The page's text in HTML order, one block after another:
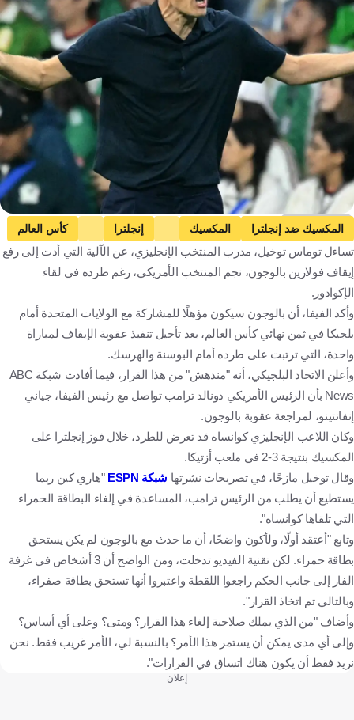
Getty Images
المكسيك ضد إنجلترا المكسيك إنجلترا
كأس العالم
توماس توخيل
فولارين بالوجون المكسيك
إنجلترا
الولايات المتحدة
كرة قدم
تساءل توماس توخيل، مدرب المنتخب الإنجليزي، عن الآلية التي أدت إلى رفع
إيقاف فولارين بالوجون، نجم المنتخب الأمريكي، رغم طرده في لقاء
الإكوادور.
وأكد الفيفا، أن بالوجون سيكون مؤهلًا للمشاركة مع الولايات المتحدة أمام
بلجيكا في ثمن نهائي كأس العالم، بعد تأجيل تنفيذ عقوبة الإيقاف لمباراة
واحدة، التي ترتبت على طرده أمام البوسنة والهرسك.
وأعلن الاتحاد البلجيكي، أنه "مندهش" من هذا القرار، فيما أفادت شبكة ABC
News بأن الرئيس الأمريكي دونالد ترامب تواصل مع رئيس الفيفا، جياني
إنفانتينو، لمراجعة عقوبة بالوجون.
وكان اللاعب الإنجليزي كوانساه قد تعرض للطرد، خلال فوز إنجلترا على
المكسيك بنتيجة 3-2 في ملعب أزتيكا.
وقال توخيل مازحًا، في تصريحات نشرتها شبكة ESPN
"هاري كين ربما
يستطيع أن يطلب من الرئيس ترامب، المساعدة في إلغاء البطاقة الحمراء
التي تلقاها كوانساه".
وتابع "أعتقد أولًا، ولأكون واضحًا، أن ما حدث مع بالوجون لم يكن يستحق
بطاقة حمراء. لكن تقنية الفيديو تدخلت، ومن الواضح أن 3 أشخاص في غرفة
الفار إلى جانب الحكم راجعوا اللقطة واعتبروا أنها تستحق بطاقة صفراء،
وبالتالي تم اتخاذ القرار".
وأضاف "من الذي يملك صلاحية إلغاء هذا القرار؟ ومتى؟ وعلى أي أساس؟
وإلى أي مدى يمكن أن يستمر هذا الأمر؟ بالنسبة لي، الأمر غريب فقط. نحن
نريد فقط أن يكون هناك اتساق في القرارات".
إعلان